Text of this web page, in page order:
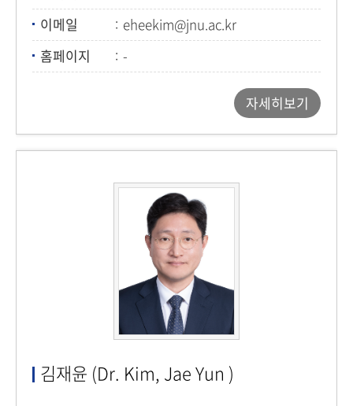
이메일
eheekim@jnu.ac.kr
홈페이지
-
자세히보기
김재윤 (Dr. Kim, Jae Yun )